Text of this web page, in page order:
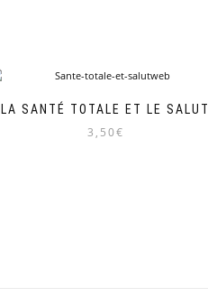
LA SANTÉ TOTALE ET LE SALUT
3,50€